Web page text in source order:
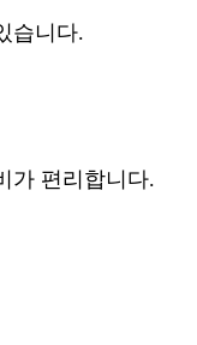
습니다.
가 편리합니다.